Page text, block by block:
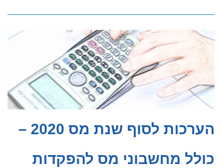
הערכות לסוף שנת מס 2020 –
כולל מחשבוני מס להפקדות